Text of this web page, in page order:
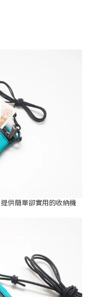
供簡單卻實用的收納機